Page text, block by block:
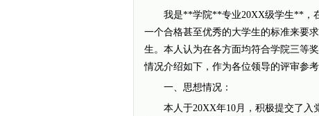
我是**学院**专业20XX级学生**，在
一个合格甚至优秀的大学生的标准来要
生。本人认为在各方面均符合学院三等
情况介绍如下，作为各位领导的评审参考
一、思想情况：
本人于20XX年10月，积极提交了入